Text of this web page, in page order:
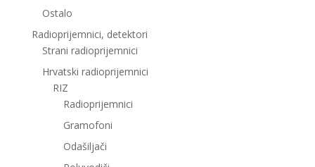
Ostalo
Radioprijemnici, detektori
Strani radioprijemnici
Hrvatski radioprijemnici
RIZ
Radioprijemnici
Gramofoni
Odašiljači